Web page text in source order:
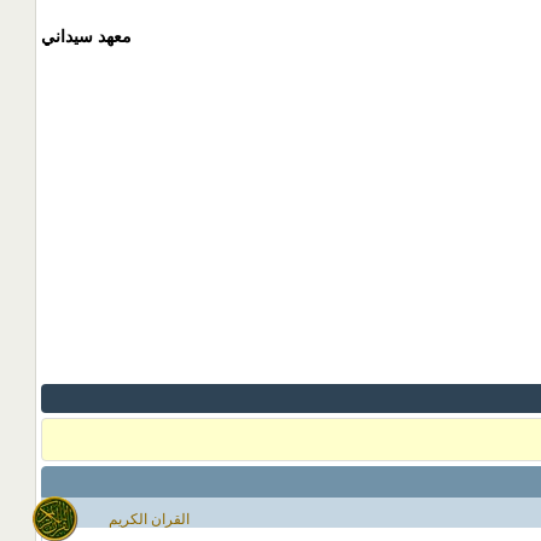
القران الكريم
معهد سيداني